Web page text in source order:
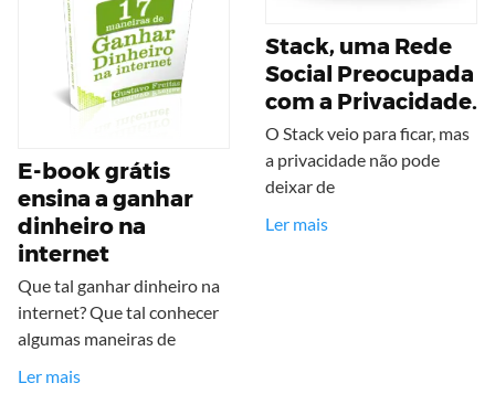
E-book grátis
ensina a ganhar
dinheiro na
internet
Que tal ganhar dinheiro na
internet? Que tal conhecer
algumas maneiras de
Ler mais
Stack, uma Rede
Social Preocupada
com a Privacidade.
O Stack veio para ficar, mas
a privacidade não pode
deixar de
Ler mais